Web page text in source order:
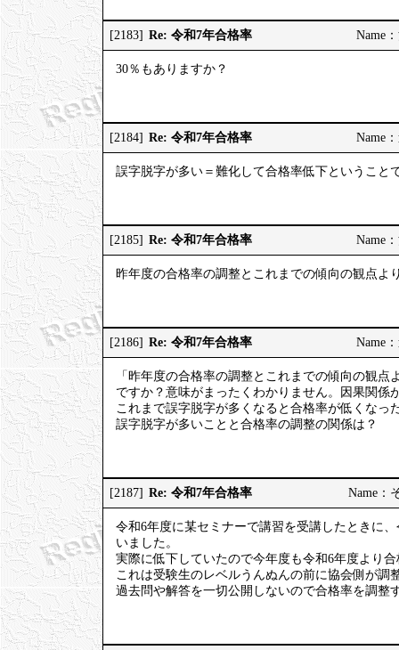
[2183] Re: 令和7年合格率 Name
30％もありますか？
[2184] Re: 令和7年合格率 Name
誤字脱字が多い＝難化して合格率低下ということ
[2185] Re: 令和7年合格率 Name
昨年度の合格率の調整とこれまでの傾向の観点よ
[2186] Re: 令和7年合格率 Name
「昨年度の合格率の調整とこれまでの傾向の観
ですか？意味がまったくわかりません。因果関係
これまで誤字脱字が多くなると合格率が低くなっ
誤字脱字が多いことと合格率の調整の関係は？
[2187] Re: 令和7年合格率 Name：
令和6年度に某セミナーで講習を受講したときに
いました。
実際に低下していたので今年度も令和6年度より
これは受験生のレベルうんぬんの前に協会側が調
過去問や解答を一切公開しないので合格率を調整